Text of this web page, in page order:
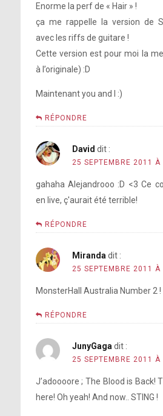
Enorme la perf de « Hair » !
ça me rappelle la version de
avec les riffs de guitare !
Cette version est pour moi la
à l’originale) :D
Maintenant you and I :)
RÉPONDRE
David dit :
25 SEPTEMBRE 2011
gahaha Alejandrooo :D <3 Ce
en live, ç'aurait été terrible!
RÉPONDRE
Miranda dit :
25 SEPTEMBRE 2011
MonsterHall Australia Number 2 !
RÉPONDRE
JunyGaga dit :
25 SEPTEMBRE 2011
J’adoooore ; The Blood is Back!
here! Oh yeah! And now.. STING !